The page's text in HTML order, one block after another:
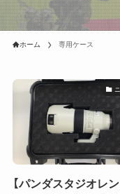
ホーム 専用ケース
【パンダスタジオレン